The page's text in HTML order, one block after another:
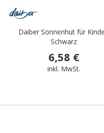
Daiber Sonnenhut für
Schwarz
6,58 €
inkl. MwSt.